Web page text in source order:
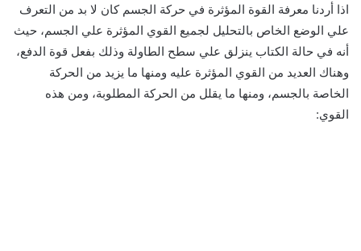
اذا أردنا معرفة القوة المؤثرة في حركة الجسم كان لا بد من التعرف
علي الوضع الخاص بالتحليل لجميع القوي المؤثرة علي الجسم، حيث
أنه في حالة الكتاب ينزلق علي سطح الطاولة وذلك بفعل قوة الدفع،
وهناك العديد من القوي المؤثرة عليه ومنها ما يزيد من الحركة
الخاصة بالجسم، ومنها ما يقلل من الحركة المطلوبة، ومن هذه
القوي: